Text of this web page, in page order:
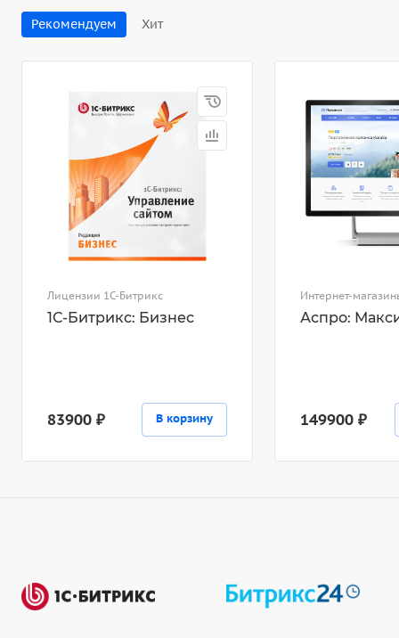
Рекомендуем Хит
Лицензии 1С-Битрикс
1С-Битрикс: Бизнес
83900 ₽ В корзину
Интернет-
Аспро:
149900 ₽